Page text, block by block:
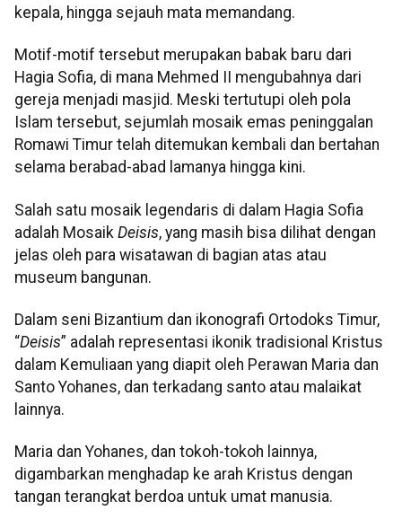
kepala, hingga sejauh mata memandang.
Motif-motif tersebut merupakan babak baru dari
Hagia Sofia, di mana Mehmed II mengubahnya dari
gereja menjadi masjid. Meski tertutupi oleh pola
Islam tersebut, sejumlah mosaik emas peninggalan
Romawi Timur telah ditemukan kembali dan bertahan
selama berabad-abad lamanya hingga kini.
Salah satu mosaik legendaris di dalam Hagia Sofia
adalah Mosaik Deisis, yang masih bisa dilihat dengan
jelas oleh para wisatawan di bagian atas atau
museum bangunan.
Dalam seni Bizantium dan ikonografi Ortodoks Timur,
“Deisis” adalah representasi ikonik tradisional Kristus
dalam Kemuliaan yang diapit oleh Perawan Maria dan
Santo Yohanes, dan terkadang santo atau malaikat
lainnya.
Maria dan Yohanes, dan tokoh-tokoh lainnya,
digambarkan menghadap ke arah Kristus dengan
tangan terangkat berdoa untuk umat manusia.